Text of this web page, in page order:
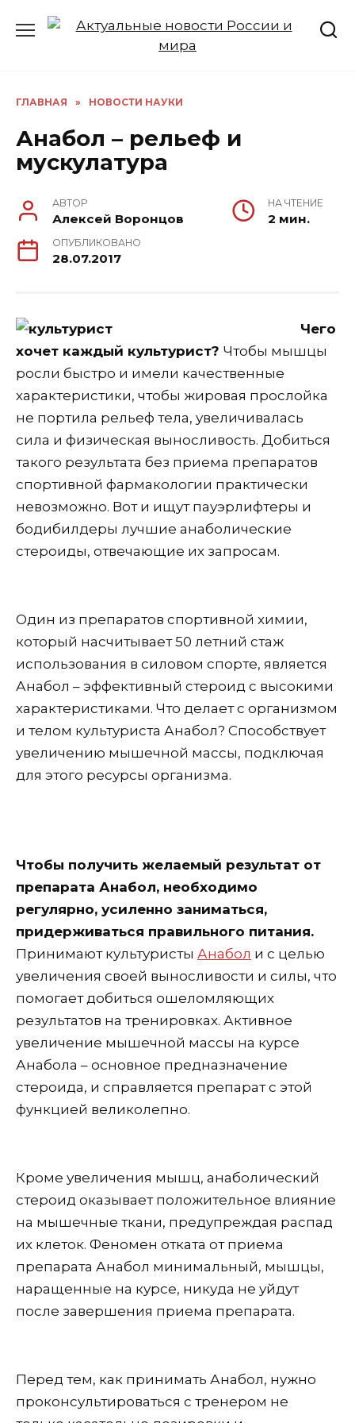
ГЛАВНАЯ » НОВОСТИ НАУКИ
Анабол – рельеф и
мускулатура
АВТОР
Алексей Воронцов
НА ЧТЕНИЕ
2 мин.
ОПУБЛИКОВАНО
28.07.2017
Чего
хочет каждый культурист? Чтобы мышцы
росли быстро и имели качественные
характеристики, чтобы жировая прослойка
не портила рельеф тела, увеличивалась
сила и физическая выносливость. Добиться
такого результата без приема препаратов
спортивной фармакологии практически
невозможно. Вот и ищут пауэрлифтеры и
бодибилдеры лучшие анаболические
стероиды, отвечающие их запросам.
Один из препаратов спортивной химии,
который насчитывает 50 летний стаж
использования в силовом спорте, является
Анабол – эффективный стероид с высокими
характеристиками. Что делает с организмом
и телом культуриста Анабол? Способствует
увеличению мышечной массы, подключая
для этого ресурсы организма.
Чтобы получить желаемый результат от
препарата Анабол, необходимо
регулярно, усиленно заниматься,
придерживаться правильного питания.
Принимают культуристы Анабол и с целью
увеличения своей выносливости и силы, что
помогает добиться ошеломляющих
результатов на тренировках. Активное
увеличение мышечной массы на курсе
Анабола – основное предназначение
стероида, и справляется препарат с этой
функцией великолепно.
Кроме увеличения мышц, анаболический
стероид оказывает положительное влияние
на мышечные ткани, предупреждая распад
их клеток. Феномен отката от приема
препарата Анабол минимальный, мышцы,
наращенные на курсе, никуда не уйдут
после завершения приема препарата.
Перед тем, как принимать Анабол, нужно
проконсультироваться с тренером не